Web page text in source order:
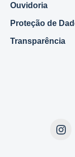
Ouvidoria
Proteção de
Transparência